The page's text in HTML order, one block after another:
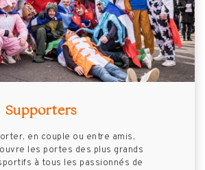
Supporters
en couple ou entre amis,
les portes des plus grands
à tous les passionnés de